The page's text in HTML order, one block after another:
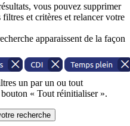
vous pouvez supprimer
et critères et relancer votre
apparaissent de la façon
un par un ou tout
« Tout réinitialiser ».
recherche